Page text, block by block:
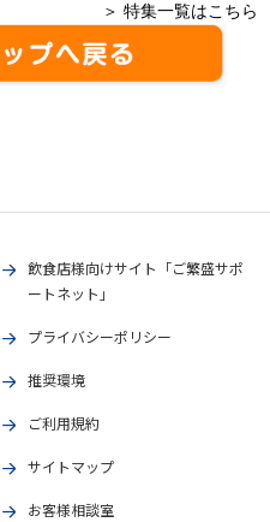
＞ 特集一覧はこちら
飲食店様向けサイト「ご繁盛サポ
ートネット」
プライバシーポリシー
推奨環境
ご利用規約
サイトマップ
お客様相談室